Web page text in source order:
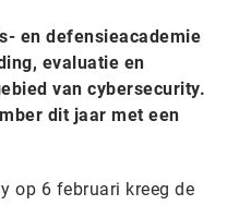
en defensieacademie
evaluatie en
van cybersecurity.
dit jaar met een
op 6 februari kreeg de